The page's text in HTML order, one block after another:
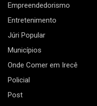
Empreendedorismo
Entretenimento
Júri Popular
Municípios
Onde Comer em Irecê
Policial
Post